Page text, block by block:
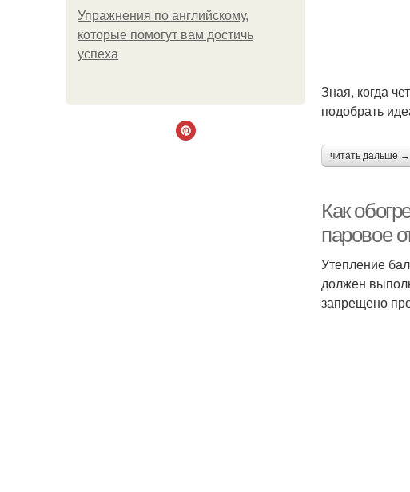
Упражнения по английскому,
которые помогут вам достичь
успеха
Зная, когда
подобрать
читать дальше →
Как
паровое
Утепление
должен
запрещено